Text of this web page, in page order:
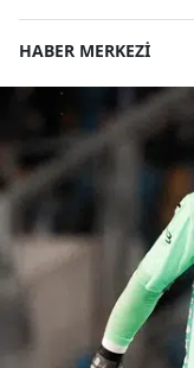
HABER MERKEZİ